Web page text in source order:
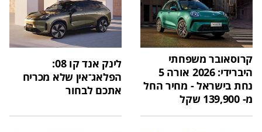
קרוסאובר משפחתי
היברידי: 2026 אורה 5
נחת בישראל - מחיר החל
מ- 139,900 שקל
לינק אנד קו 08:
הפלאג־אין שלא מכריח
אתכם לבחור